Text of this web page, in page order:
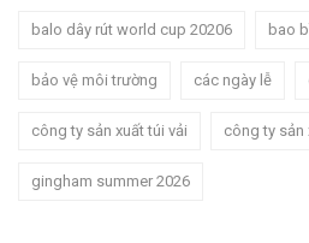
balo dây rút world cup 20206 bao
bảo vệ môi trường các ngày lễ
công ty sản xuất túi vải công ty sản
gingham summer 2026